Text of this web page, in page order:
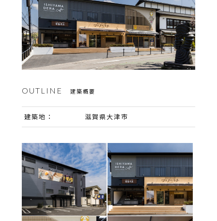
OUTLINE 建築概要
建築地： 滋賀県大津市